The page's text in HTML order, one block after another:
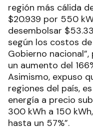
región más cálida
$20.939 por 550
desembolsar
según los costos
Gobierno
un aumento del
Asimismo, expuso
regiones del país,
energía a precio
300 kWh a 150
hasta un 57%”.